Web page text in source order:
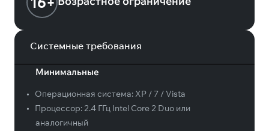
Системные требования
Минимальные
• Операционная система: XP / 7 / Vista
•
Процессор:2.4 ГГц Intel Core 2 Duo или
аналогичный